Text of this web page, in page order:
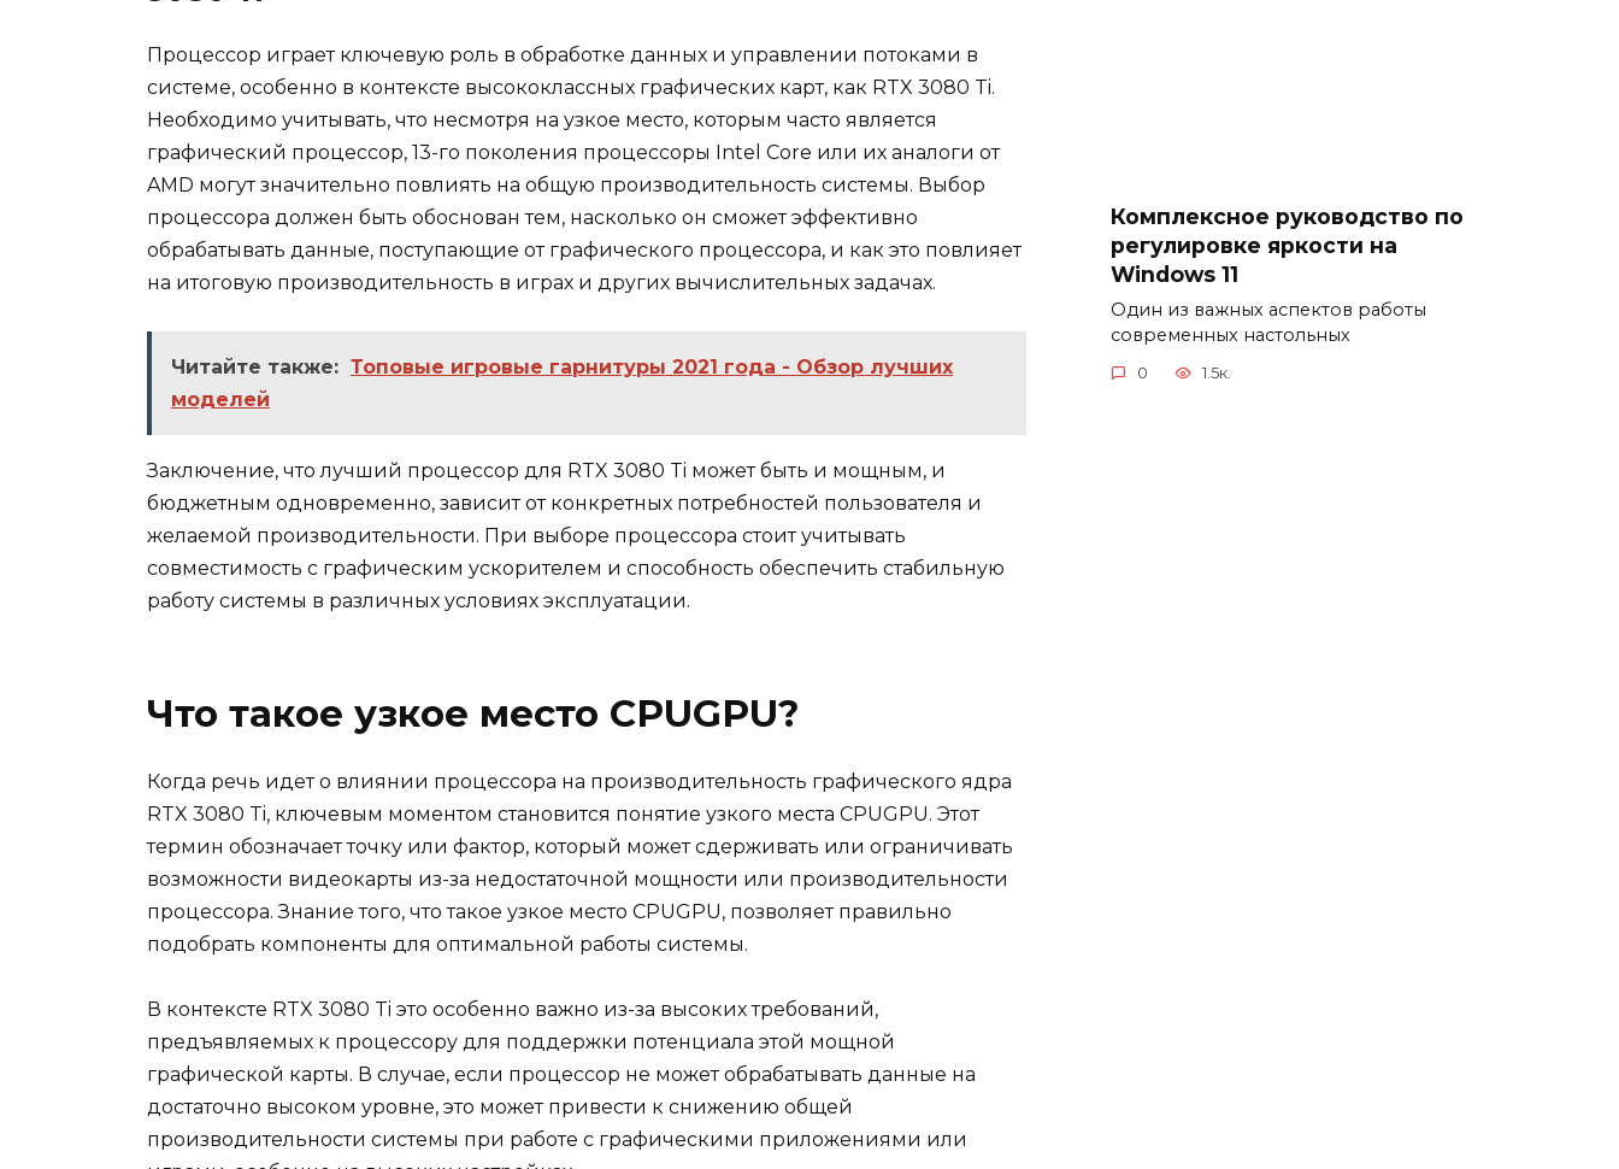
Процессор играет ключевую роль в обработке данных и управлении потоками в
системе, особенно в контексте высококлассных графических карт, как RTX 3080 Ti.
Необходимо учитывать, что несмотря на узкое место, которым часто является
графический процессор, 13-го поколения процессоры Intel Core или их аналоги от
AMD могут значительно повлиять на общую производительность системы. Выбор
процессора должен быть обоснован тем, насколько он сможет эффективно
обрабатывать данные, поступающие от графического процессора, и как это повлияет
на итоговую производительность в играх и других вычислительных задачах.
Читайте также: Топовые игровые гарнитуры 2021 года - Обзор лучших
моделей
Заключение, что лучший процессор для RTX 3080 Ti может быть и мощным, и
бюджетным одновременно, зависит от конкретных потребностей пользователя и
желаемой производительности. При выборе процессора стоит учитывать
совместимость с графическим ускорителем и способность обеспечить стабильную
работу системы в различных условиях эксплуатации.
Что такое узкое место CPUGPU?
Когда речь идет о влиянии процессора на производительность графического ядра
RTX 3080 Ti, ключевым моментом становится понятие узкого места CPUGPU. Этот
термин обозначает точку или фактор, который может сдерживать или ограничивать
возможности видеокарты из-за недостаточной мощности или производительности
процессора. Знание того, что такое узкое место CPUGPU, позволяет правильно
подобрать компоненты для оптимальной работы системы.
В контексте RTX 3080 Ti это особенно важно из-за высоких требований,
предъявляемых к процессору для поддержки потенциала этой мощной
графической карты. В случае, если процессор не может обрабатывать данные на
достаточно высоком уровне, это может привести к снижению общей
производительности системы при работе с графическими приложениями или
Комплексное руководство по
регулировке яркости на
Windows 11
Один из важных аспектов работы
современных настольных
0 1.5к.